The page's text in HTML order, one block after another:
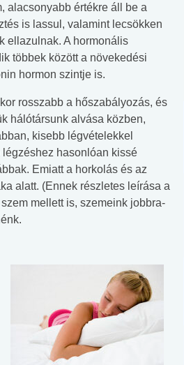
alacsonyabb értékre áll be a
is lassul, valamint lecsökken
ellazulnak. A hormonális
többek között a növekedési
hormon szintje is.
rosszabb a hőszabályozás, és
hálótársunk alvása közben,
kisebb légvételekkel
légzéshez hasonlóan kissé
Emiatt a horkolás és az
alatt. (Ennek részletes leírása a
mellett is, szemeink jobbra-